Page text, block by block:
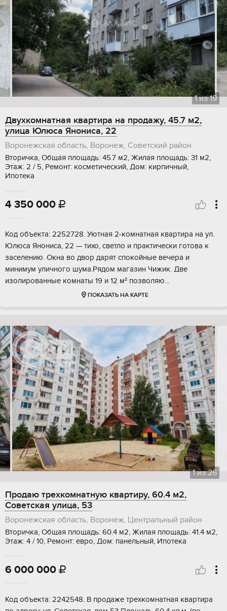
1из19
Двухкомнатная квартира на продажу, 45.7 м2,
улица Юлюса Янониса, 22
Воронежская область, Воронеж, Советский район
Вторичка, Общая площадь: 45.7 м2, Жилая площадь: 31 м2,
Этаж: 2 / 5, Ремонт: косметический, Дом: кирпичный,
Ипотека
4 350 000 
Код объекта: 2252728. Уютная 2-комнатная квартира на ул.
Юлюса Янониса, 22 — тихо, светло и практически готова к
заселению. Окна во двор дарят спокойные вечера и
минимум уличного шума.Рядом магазин Чижик. Две
изолированные комнаты 19 и 12 м² позволяю...
ПОКАЗАТЬ НА КАРТЕ
1из26
Продаю трехкомнатную квартиру, 60.4 м2,
Советская улица, 53
Воронежская область, Воронеж, Центральный район
Вторичка, Общая площадь: 60.4 м2, Жилая площадь: 41.4 м2,
Этаж: 4 / 10, Ремонт: евро, Дом: панельный, Ипотека
6 000 000 
Код объекта: 2242548. В продаже трехкомнатная квартира